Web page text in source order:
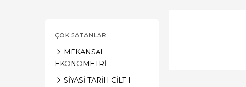
ÇOK SATANLAR
MEKANSAL
EKONOMETRİ
SİYASİ TARİH CİLT I